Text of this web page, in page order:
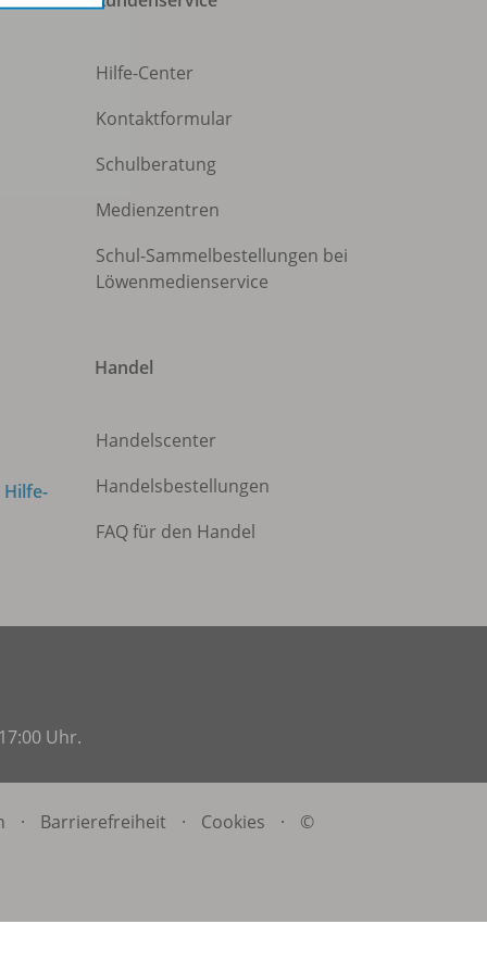
Hilfe-Center
Kontaktformular
Schulberatung
Medienzentren
Schul-Sammelbestellungen bei
Löwenmedienservice
Hilfe-
Handel
Handelscenter
Handelsbestellungen
FAQ für den Handel
Uhr.
· Barrierefreiheit · Cookies ·
©